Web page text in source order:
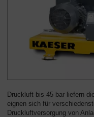
Druckluft bis 45 bar liefern
eignen sich für
Druckluftversorgung von